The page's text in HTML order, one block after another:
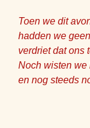
Toen we dit
hadden we
verdriet dat ons
Noch wisten we
en nog steeds